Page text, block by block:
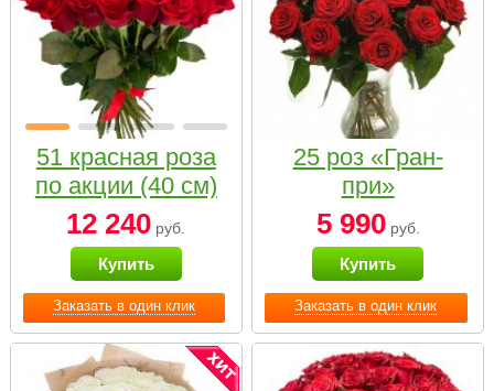
Заказать в один клик
51 красная роза
по акции (40 см)
12 240 руб.
Купить
Заказать в один клик
25 роз «Гран-
при»
5 990руб.
Купить